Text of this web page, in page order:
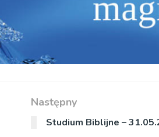
Następny
Studium Biblijne –